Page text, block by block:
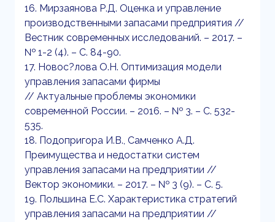
16. Мирзаянова Р.Д. Оценка и управление
производственными запасами предприятия //
Вестник современных исследований. – 2017. –
№ 1-2 (4). – С. 84-90.
17. Новос?лова О.Н. Оптимизация модели
управления запасами фирмы
// Актуальные проблемы экономики
современной России. – 2016. – № 3. – С. 532-
535.
18. Подопригора И.В., Самченко А.Д.
Преимущества и недостатки систем
управления запасами на предприятии //
Вектор экономики. – 2017. – № 3 (9). – С. 5.
19. Польшина Е.С. Характеристика стратегий
управления запасами на предприятии //